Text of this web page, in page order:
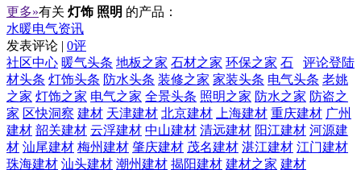
更多»有关 灯饰 照明 的产品：
水暖电气资讯
发表评论 | 0评
评论登陆
社区中心 暖气头条 地板之家 石材之家 环保之家 石
材头条 灯饰头条 防水头条 装修之家 家装头条 电气头条 老姚
之家 灯饰之家 电气之家 全景头条 照明之家 防水之家 防盗之
家 区快洞察 建材 天津建材 北京建材 上海建材 重庆建材 广州
建材 韶关建材 云浮建材 中山建材 清远建材 阳江建材 河源建
材 汕尾建材 梅州建材 肇庆建材 茂名建材 湛江建材 江门建材
珠海建材 汕头建材 潮州建材 揭阳建材 建材之家 建材